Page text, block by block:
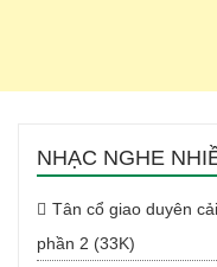
NHẠC NGHE
Tân cổ giao duyên
phần 2 (33K)